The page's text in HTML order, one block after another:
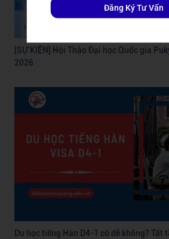
[SỰ KIỆN] Hội Thảo Đại học Quốc gia
2026
Du học tiếng Hàn D4-1 có dễ không? Tất
Đăng Ký Tư Vấn